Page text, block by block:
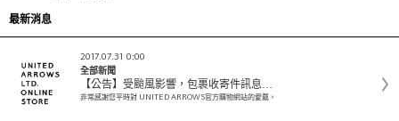
最新消息
2017.07.31 0:00
全部新聞
【公告】受颱風影響，包裹收寄件訊息…
非常感謝您平時對 UNITED ARROWS官方購物網站的愛戴。